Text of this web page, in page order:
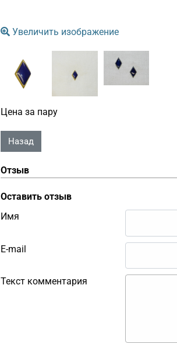
Увеличить изображение
Цена за пару
Отзыв
Оставить отзыв
Имя
E-mail
Текст комментария